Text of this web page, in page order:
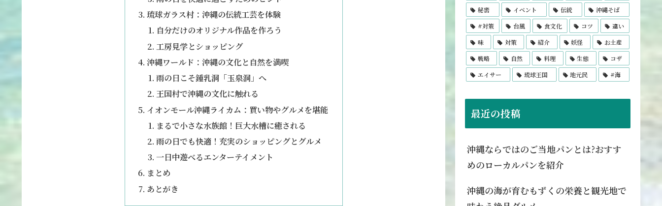
琉球ガラス村：沖縄の伝統工芸を体験
自分だけのオリジナル作品を作ろう
工房見学とショッピング
沖縄ワールド：沖縄の文化と自然を満喫
雨の日こそ鍾乳洞「玉泉洞」へ
王国村で沖縄の文化に触れる
イオンモール沖縄ライカム：買い物やグルメを堪能
まるで小さな水族館！巨大水槽に癒される
雨の日でも快適！充実のショッピングとグルメ
一日中遊べるエンターテイメント
まとめ
あとがき
秘密
イベント 伝統
沖縄そば
#対策
台風 食文化 コツ
違い
味
対策 紹介 妖怪
お土産
戦略
自然 料理 生態
コザ
エイサー
琉球王国 地元民 #海
最近の投稿
沖縄ならではのご当地パンとは?おすす
めのローカルパンを紹介
沖縄の海が育むもずくの栄養と観光地で